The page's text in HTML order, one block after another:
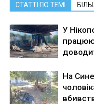
СТАТТІ ПО ТЕМІ
У
На